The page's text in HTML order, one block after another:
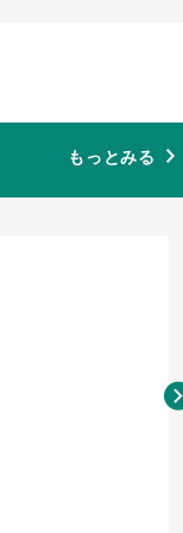
もっとみる